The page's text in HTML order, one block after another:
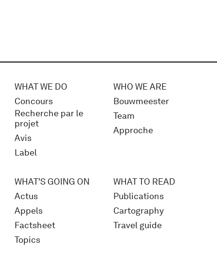
WHAT WE DO
Concours
Recherche par le
projet
Avis
Label
WHO WE ARE
Bouwmeester
Team
Approche
WHAT'S GOING ON
Actus
Appels
Factsheet
Topics
WHAT TO READ
Publications
Cartography
Travel guide